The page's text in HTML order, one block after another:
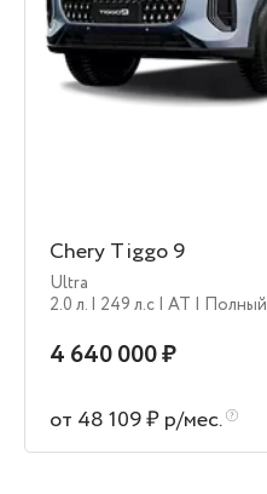
Chery Tiggo 9
Ultra
2.0 л. | 249 л.c | AT | Полный
4 640 000 ₽
от 48 109 ₽ р/мес.